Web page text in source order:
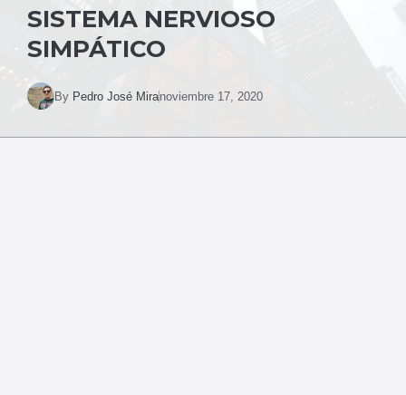
SISTEMA NERVIOSO
SIMPÁTICO
By Pedro José Miranoviembre 17, 2020